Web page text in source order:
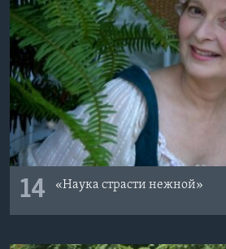
14 «Наука страсти нежной»